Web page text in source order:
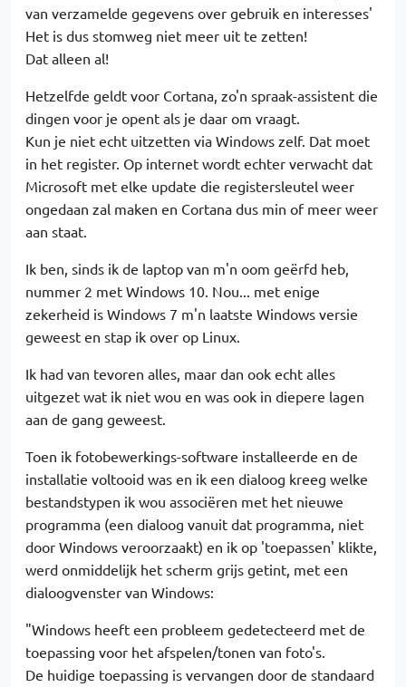
van verzamelde gegevens over gebruik en interesses'
Het is dus stomweg niet meer uit te zetten!
Dat alleen al!
Hetzelfde geldt voor Cortana, zo'n spraak-assistent die
dingen voor je opent als je daar om vraagt.
Kun je niet echt uitzetten via Windows zelf. Dat moet
in het register. Op internet wordt echter verwacht dat
Microsoft met elke update die registersleutel weer
ongedaan zal maken en Cortana dus min of meer weer
aan staat.
Ik ben, sinds ik de laptop van m'n oom geërfd heb,
nummer 2 met Windows 10. Nou... met enige
zekerheid is Windows 7 m'n laatste Windows versie
geweest en stap ik over op Linux.
Ik had van tevoren alles, maar dan ook echt alles
uitgezet wat ik niet wou en was ook in diepere lagen
aan de gang geweest.
Toen ik fotobewerkings-software installeerde en de
installatie voltooid was en ik een dialoog kreeg welke
bestandstypen ik wou associëren met het nieuwe
programma (een dialoog vanuit dat programma, niet
door Windows veroorzaakt) en ik op 'toepassen' klikte,
werd onmiddelijk het scherm grijs getint, met een
dialoogvenster van Windows:
"Windows heeft een probleem gedetecteerd met de
toepassing voor het afspelen/tonen van foto's.
De huidige toepassing is vervangen door de standaard